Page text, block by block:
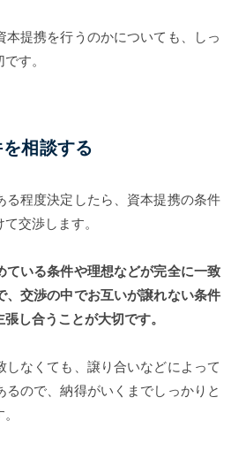
本提携を行うのかについても、しっ
す。
相談する
る程度決定したら、資本提携の条件
交渉します。
ている条件や理想などが完全に一致
、交渉の中でお互いが譲れない条件
し合うことが大切です。
しなくても、譲り合いなどによって
ので、納得がいくまでしっかりと